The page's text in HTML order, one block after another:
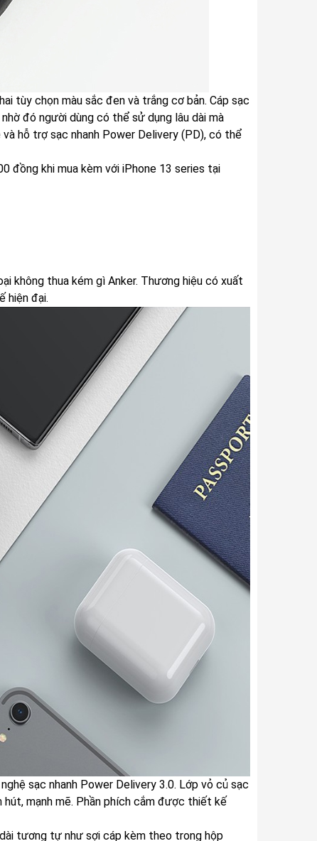
tùy chọn màu sắc đen và trắng cơ bản. Cáp sạc
đó người dùng có thể sử dụng lâu dài mà
hỗ trợ sạc nhanh Power Delivery (PD), có thể
đồng khi mua kèm với iPhone 13 series tại
không thua kém gì Anker. Thương hiệu có xuất
hiện đại.
sạc nhanh Power Delivery 3.0. Lớp vỏ củ sạc
mạnh mẽ. Phần phích cắm được thiết kế
tương tự như sợi cáp kèm theo trong hộp